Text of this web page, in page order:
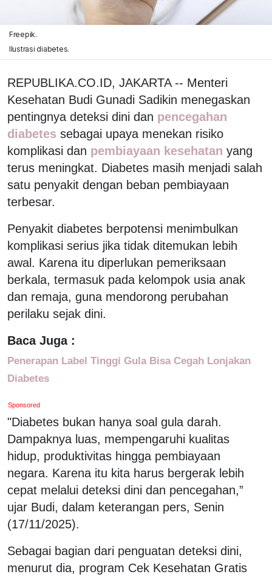
Freepik.
Ilustrasi diabetes.
REPUBLIKA.CO.ID, JAKARTA -- Menteri
Kesehatan Budi Gunadi Sadikin menegaskan
pentingnya deteksi dini dan pencegahan
diabetes sebagai upaya menekan risiko
komplikasi dan pembiayaan kesehatan yang
terus meningkat. Diabetes masih menjadi salah
satu penyakit dengan beban pembiayaan
terbesar.
Penyakit diabetes berpotensi menimbulkan
komplikasi serius jika tidak ditemukan lebih
awal. Karena itu diperlukan pemeriksaan
berkala, termasuk pada kelompok usia anak
dan remaja, guna mendorong perubahan
perilaku sejak dini.
Baca Juga :
Penerapan Label Tinggi Gula Bisa Cegah Lonjakan
Diabetes
Sponsored
"Diabetes bukan hanya soal gula darah.
Dampaknya luas, mempengaruhi kualitas
hidup, produktivitas hingga pembiayaan
negara. Karena itu kita harus bergerak lebih
cepat melalui deteksi dini dan pencegahan,”
ujar Budi, dalam keterangan pers, Senin
(17/11/2025).
Sebagai bagian dari penguatan deteksi dini,
menurut dia, program Cek Kesehatan Gratis